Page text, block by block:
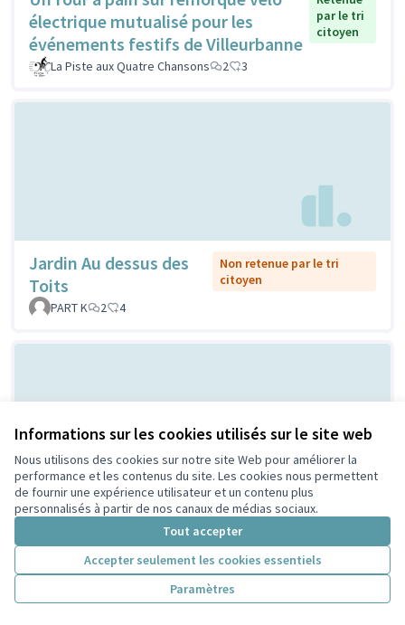
Informations sur les cookies utilisés sur le site web
Nous utilisons des cookies sur notre site Web pour améliorer la
performance et les contenus du site. Les cookies nous permettent
de fournir une expérience utilisateur et un contenu plus
personnalisés à partir de nos canaux de médias sociaux.
Tout accepter
Accepter seulement les cookies essentiels
Paramètres
électrique mutualisé pour les
événements festifs de Villeurbanne
par le tri
citoyen
La Piste aux Quatre Chansons 2 3
Jardin Au dessus des
Toits
Non retenue par le tri
citoyen
PART K
2 4
Création d'un parc à chien pour la
sécurité et la santé des enfants au
Parc Jacques Prévert
Non
retenue
citoyen
Piégay Bullion
1 1